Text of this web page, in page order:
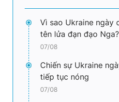
Vì sao Ukraine ngày
tên lửa đạn đạo Nga?
07/08
Chiến sự Ukraine
tiếp tục nóng
07/08